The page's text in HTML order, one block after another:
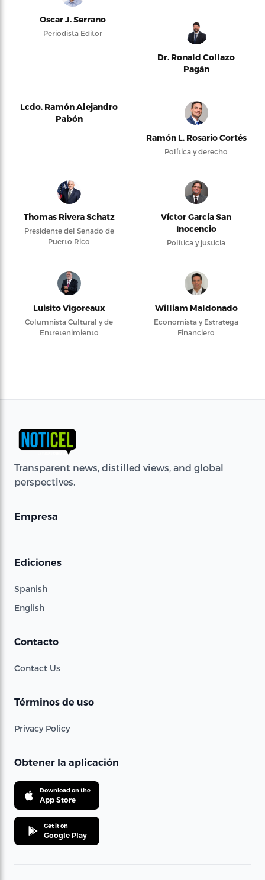
Oscar J. Serrano
Periodista Editor
Dr. Ronald Collazo
Pagán
Lcdo. Ramón Alejandro
Pabón
Ramón L. Rosario Cortés
Política y derecho
Thomas Rivera Schatz
Presidente del Senado de
Puerto Rico
Víctor García San
Inocencio
Política y justicia
Luisito Vigoreaux
Columnista Cultural y de
Entretenimiento
William Maldonado
Economista y Estratega
Financiero
Transparent news, distilled views, and global
perspectives.
Empresa
Ediciones
Spanish
English
Contacto
Contact Us
Términos de uso
Privacy Policy
Obtener la aplicación
Download on the
App Store
Get it on
Google Play